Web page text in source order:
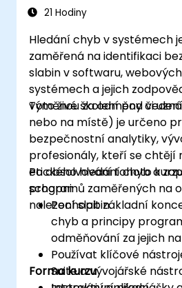
21 Hodiny
Hledání chyb v systémech
zaměřená na identifikaci
slabin v softwaru,
systémech a jejich
výměnou za odměny či
Toto živé školení pod
nebo na místě) je určeno
bezpečnostní analytiky,
profesionály, kteří se chtějí
etického hledání chyb a
programů zaměřených na
nalezení slabin.
Po absolvování tohoto
schopni:
Pochopit základní
chyb a principy
odměňování za jejich
Používat klíčové
Suite a vývojářské
Forma kurzu